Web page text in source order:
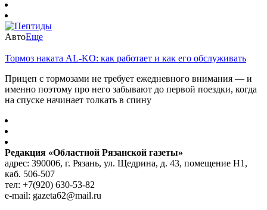
АвтоЕще
Тормоз наката AL-KO: как работает и как его обслуживать
Прицеп с тормозами не требует ежедневного внимания — и
именно поэтому про него забывают до первой поездки, когда
на спуске начинает толкать в спину
Редакция «Областной Рязанской газеты»
адрес: 390006, г. Рязань, ул. Щедрина, д. 43, помещение Н1,
каб. 506-507
тел: +7(920) 630-53-82
e-mail: gazeta62@mail.ru